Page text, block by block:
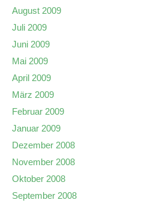
August 2009
Juli 2009
Juni 2009
Mai 2009
April 2009
März 2009
Februar 2009
Januar 2009
Dezember 2008
November 2008
Oktober 2008
September 2008